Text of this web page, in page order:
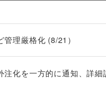
理厳格化 (8/21）
化を一方的に通知、詳